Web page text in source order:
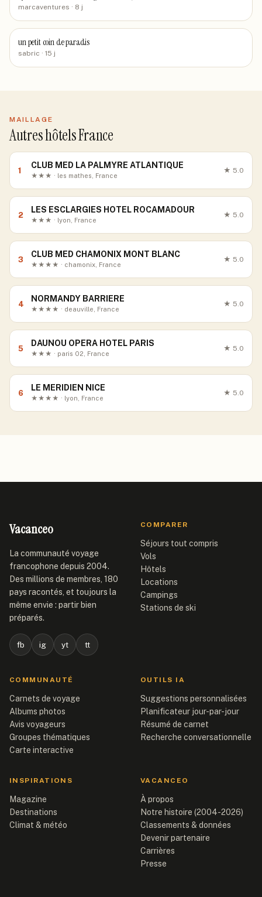
marcaventures · 8 j
un petit coin de paradis
sabric · 15 j
MAILLAGE
Autres hôtels France
1
CLUB MED LA PALMYRE ATLANTIQUE
★★★ · les mathes, France
★ 5.0
2
LES ESCLARGIES HOTEL ROCAMADOUR
★★★ · lyon, France
★ 5.0
3
CLUB MED CHAMONIX MONT BLANC
★★★★ · chamonix, France
★ 5.0
4
NORMANDY BARRIERE
★★★★ · deauville, France
★ 5.0
5
DAUNOU OPERA HOTEL PARIS
★★★ · paris 02, France
★ 5.0
6
LE MERIDIEN NICE
★★★★ · lyon, France
★ 5.0
Vacanceo
La communauté voyage
francophone depuis 2004.
Des millions de membres, 180
pays racontés, et toujours la
même envie : partir bien
préparés.
fb ig yt tt
COMPARER
Séjours tout compris
Vols
Hôtels
Locations
Campings
Stations de ski
COMMUNAUTÉ
Carnets de voyage
Albums photos
Avis voyageurs
Groupes thématiques
Carte interactive
OUTILS IA
Suggestions personnalisées
Planificateur jour-par-jour
Résumé de carnet
Recherche conversationnelle
INSPIRATIONS
Magazine
Destinations
Climat & météo
VACANCEO
À propos
Notre histoire (2004-2026)
Classements & données
Devenir partenaire
Carrières
Presse